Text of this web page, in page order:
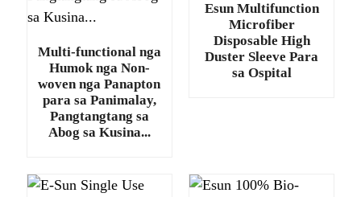
Multi-functional nga
Humok nga Non-
woven nga Panapton
para sa Panimalay,
Pangtangtang sa
Abog sa Kusina...
Esun Multifunction
Microfiber
Disposable High
Duster Sleeve Para
sa Ospital